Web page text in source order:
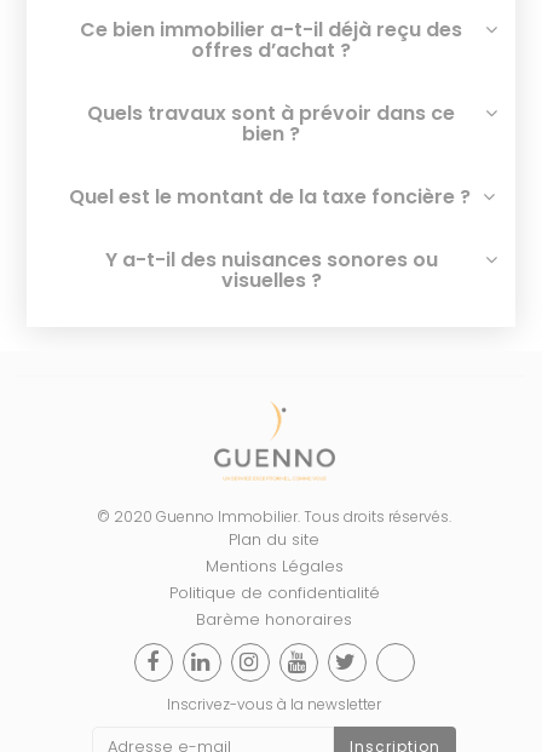
Ce bien immobilier a-t-il déjà reçu des
offres d’achat ?
Quels travaux sont à prévoir dans ce
bien ?
Quel est le montant de la taxe foncière ?
Y a-t-il des nuisances sonores ou
visuelles ?
© 2020 Guenno Immobilier. Tous droits réservés.
Plan du site
Mentions Légales
Politique de confidentialité
Barème honoraires
Inscrivez-vous à la newsletter
Inscription